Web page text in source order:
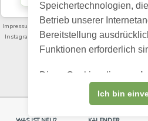
Speichertechnologien,
Betrieb unserer
Bereitstellung
Funktionen erforderlich
Diese Cookies dienen
Profiling oder dem
Ich bin
Impressum ·Nutzungsbedingungen und
Instagram
·FAQ·Moinheide.de auf Youtube·
HumHub